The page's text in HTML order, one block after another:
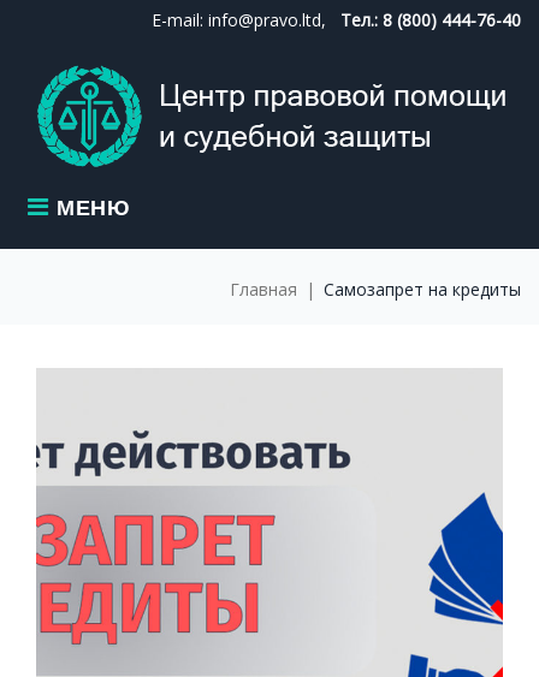
content
E-mail: info@pravo.ltd, Тел.: 8 (800) 444-76-40
МЕНЮ
Главная | Самозапрет на кредиты
МЕТКА:
НА